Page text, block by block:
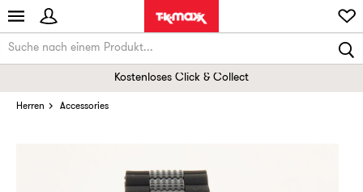
Kostenloses Click & Collect
Herren Accessories